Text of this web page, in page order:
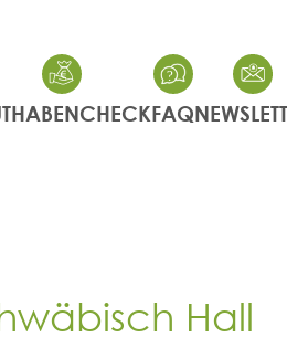
FAQ
Hall